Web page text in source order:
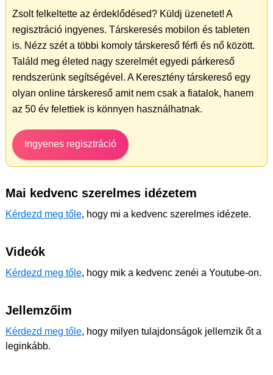
Zsolt felkeltette az érdeklődésed? Küldj üzenetet! A
regisztráció ingyenes. Társkeresés mobilon és tableten
is. Nézz szét a többi komoly társkereső férfi és nő között.
Találd meg életed nagy szerelmét egyedi párkereső
rendszerünk segítségével. A Keresztény társkereső egy
olyan online társkereső amit nem csak a fiatalok, hanem
az 50 év felettiek is könnyen használhatnak.
Ingyenes regisztráció
Mai kedvenc szerelmes idézetem
Kérdezd meg tőle, hogy mi a kedvenc szerelmes idézete.
Videók
Kérdezd meg tőle, hogy mik a kedvenc zenéi a Youtube-on.
Jellemzőim
Kérdezd meg tőle, hogy milyen tulajdonságok jellemzik őt a
leginkább.